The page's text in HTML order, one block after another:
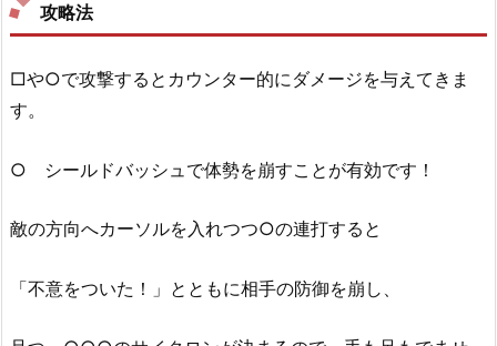
攻略法
□や○で攻撃するとカウンター的にダメージを与えてきま
す。
○ シールドバッシュで体勢を崩すことが有効です！
敵の方向へカーソルを入れつつ○の連打すると
「不意をついた！」とともに相手の防御を崩し、